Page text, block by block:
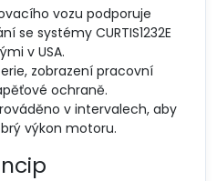
vozu podporuje
se systémy CURTIS1232E
v USA.
zobrazení pracovní
ochraně.
v intervalech, aby
výkon motoru.